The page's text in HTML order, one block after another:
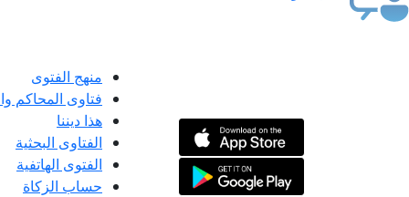
منهج الفتوى
فتاوى المحاكم
هذا ديننا
الفتاوى البحثية
الفتوى الهاتفية
حساب الزكاة